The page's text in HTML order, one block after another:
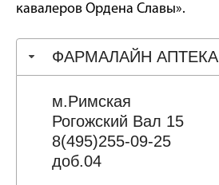
кавалеров Ордена Славы».
ФАРМАЛАЙН АПТЕКА
м.Римская
Рогожский Вал 15
8(495)255-09-25
доб.04